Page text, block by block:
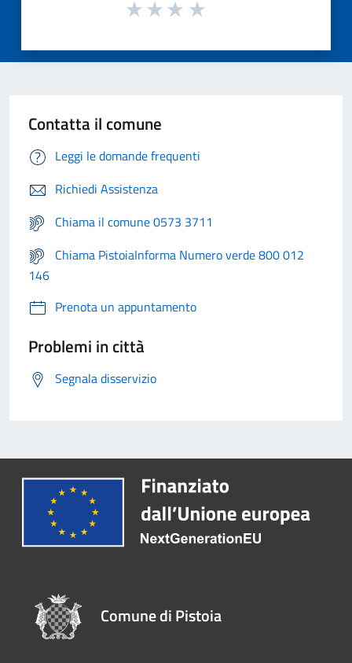
Contatta il comune
Leggi le domande frequenti
Richiedi Assistenza
Chiama il comune 0573 3711
Chiama PistoiaInforma Numero verde 800 012
146
Prenota un appuntamento
Problemi in città
Segnala disservizio
Comune di Pistoia